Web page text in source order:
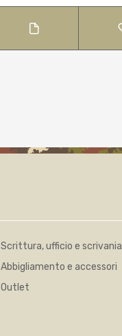
Scrittura, ufficio e scrivania
Abbigliamento e accessori
Outlet